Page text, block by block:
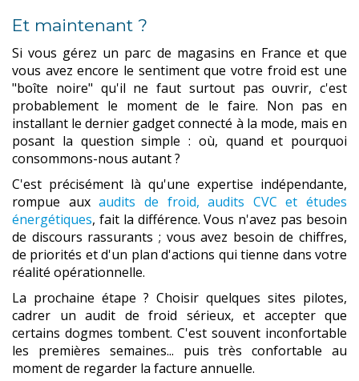
Et maintenant ?
Si vous gérez un parc de magasins en France et que
vous avez encore le sentiment que votre froid est une
"boîte noire" qu'il ne faut surtout pas ouvrir, c'est
probablement le moment de le faire. Non pas en
installant le dernier gadget connecté à la mode, mais en
posant la question simple : où, quand et pourquoi
consommons-nous autant ?
C'est précisément là qu'une expertise indépendante,
rompue auxaudits de froid, audits CVC et études
énergétiques, fait la différence. Vous n'avez pas besoin
de discours rassurants ; vous avez besoin de chiffres,
de priorités et d'un plan d'actions qui tienne dans votre
réalité opérationnelle.
La prochaine étape ? Choisir quelques sites pilotes,
cadrer un audit de froid sérieux, et accepter que
certains dogmes tombent. C'est souvent inconfortable
les premières semaines... puis très confortable au
moment de regarder la facture annuelle.